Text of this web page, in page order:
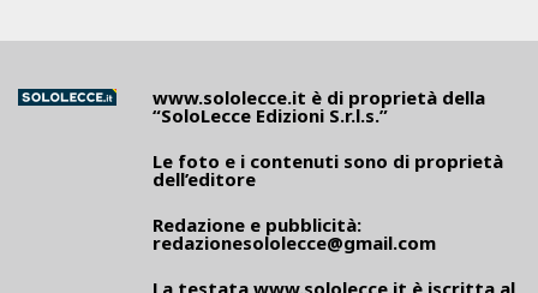
www.sololecce.it è di proprietà della
“SoloLecce Edizioni S.r.l.s.”
Le foto e i contenuti sono di proprietà
dell’editore
Redazione e pubblicità:
redazionesololecce@gmail.com
La testata www.sololecce.it è iscritta al